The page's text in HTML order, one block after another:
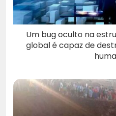
Um bug oculto na
global é capaz de